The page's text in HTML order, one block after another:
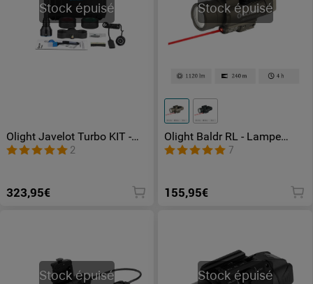
Stock épuisé
Olight Javelot Turbo KIT -
Lampe Tactique
Rechargeable Puissante
2
323,95€
Stock épuisé
Olight Baldr RL - Lampe
Tactique Laser Rouge 1120
Lumens
7
155,95€
Stock épuisé Stock épuisé